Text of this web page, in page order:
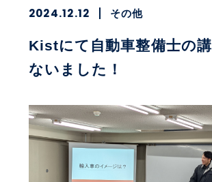
2024.12.12 その他
Kistにて自動車整備士の
ないました！